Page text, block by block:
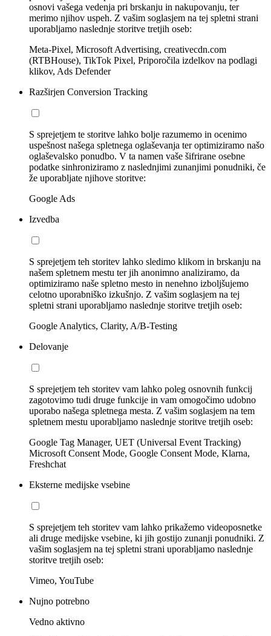
osnovi vašega vedenja pri brskanju in nakupovanju, ter
merimo njihov uspeh. Z vašim soglasjem na tej spletni strani
uporabljamo naslednje storitve tretjih oseb:
Meta-Pixel, Microsoft Advertising, creativecdn.com
(RTBHouse), TikTok Pixel, Priporočila izdelkov na podlagi
klikov, Ads Defender
Razširjen Conversion Tracking
S sprejetjem te storitve lahko bolje razumemo in ocenimo
uspešnost našega spletnega oglaševanja ter optimiziramo našo
oglaševalsko ponudbo. V ta namen vaše šifrirane osebne
podatke sinhroniziramo z naslednjimi zunanjimi ponudniki, če
že uporabljate njihove storitve:
Google Ads
Izvedba
S sprejetjem teh storitev lahko sledimo klikom in brskanju na
našem spletnem mestu ter jih anonimno analiziramo, da
optimiziramo naše spletno mesto in nenehno izboljšujemo
celotno uporabniško izkušnjo. Z vašim soglasjem na tej
spletni strani uporabljamo naslednje storitve tretjih oseb:
Google Analytics, Clarity, A/B-Testing
Delovanje
S sprejetjem teh storitev vam lahko poleg osnovnih funkcij
zagotovimo tudi druge funkcije in vam omogočimo udobno
uporabo našega spletnega mesta. Z vašim soglasjem na tem
spletnem mestu uporabljamo naslednje storitve tretjih oseb:
Google Tag Manager, UET (Universal Event Tracking)
Microsoft Consent Mode, Google Consent Mode, Klarna,
Freshchat
Eksterne medijske vsebine
S sprejetjem teh storitev vam lahko prikažemo videoposnetke
ali druge medijske vsebine, ki jih gostijo zunanji ponudniki. Z
vašim soglasjem na tej spletni strani uporabljamo naslednje
storitve tretjih oseb:
Vimeo, YouTube
Nujno potrebno
Vedno aktivno